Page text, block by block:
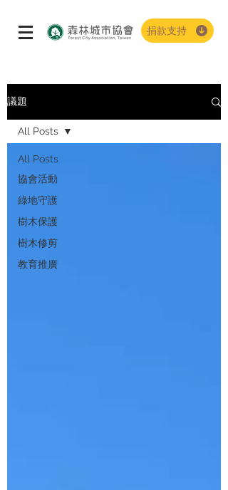
捐款支持
議題
All Posts
協會活動
綠地守護
樹木保護
樹木修剪
教育推廣
All Posts